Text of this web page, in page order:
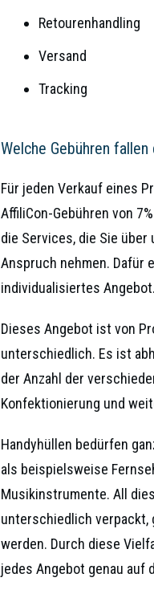
Retourenhandling
Versand
Tracking
Welche Gebühren fallen
Für jeden Verkauf eines
AffiliCon-Gebühren von
die Services, die Sie
Anspruch nehmen. Dafür
individualisiertes Angebot.
Dieses Angebot ist von
unterschiedlich. Es ist
der Anzahl der
Konfektionierung und
Handyhüllen bedürfen
als beispielsweise
Musikinstrumente. All
unterschiedlich
werden. Durch diese
jedes Angebot genau auf